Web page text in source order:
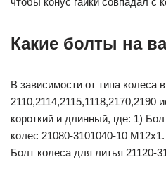
Какие болты на
В зависимости от типа колеса
2110,2114,2115,1118,2170,2190
короткий и длинный, где: 1)
колес 21080-3101040-10
Болт колеса для литья 21120-